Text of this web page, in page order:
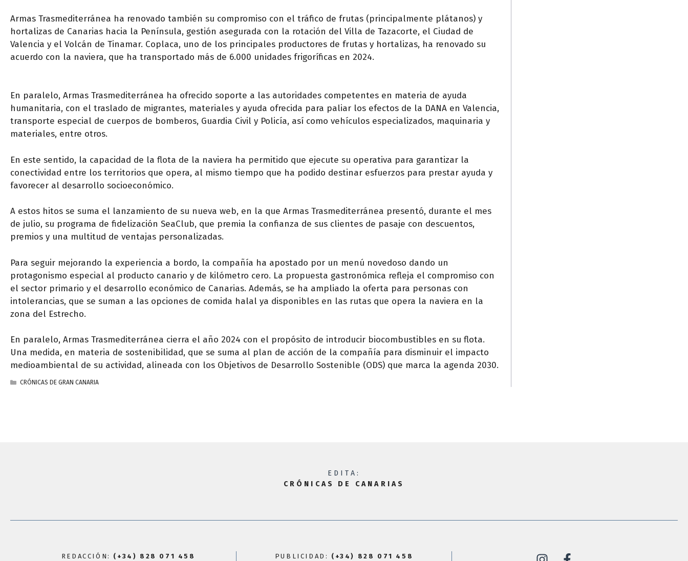
Armas Trasmediterránea ha renovado también su compromiso con el tráfico de frutas (principalmente plátanos) y
hortalizas de Canarias hacia la Península, gestión asegurada con la rotación del Villa de Tazacorte, el Ciudad de
Valencia y el Volcán de Tinamar. Coplaca, uno de los principales productores de frutas y hortalizas, ha renovado su
acuerdo con la naviera, que ha transportado más de 6.000 unidades frigoríficas en 2024.
En paralelo, Armas Trasmediterránea ha ofrecido soporte a las autoridades competentes en materia de ayuda
humanitaria, con el traslado de migrantes, materiales y ayuda ofrecida para paliar los efectos de la DANA en Valencia,
transporte especial de cuerpos de bomberos, Guardia Civil y Policía, así como vehículos especializados, maquinaria y
materiales, entre otros.
En este sentido, la capacidad de la flota de la naviera ha permitido que ejecute su operativa para garantizar la
conectividad entre los territorios que opera, al mismo tiempo que ha podido destinar esfuerzos para prestar ayuda y
favorecer al desarrollo socioeconómico.
A estos hitos se suma el lanzamiento de su nueva web, en la que Armas Trasmediterránea presentó, durante el mes
de julio, su programa de fidelización SeaClub, que premia la confianza de sus clientes de pasaje con descuentos,
premios y una multitud de ventajas personalizadas.
Para seguir mejorando la experiencia a bordo, la compañía ha apostado por un menú novedoso dando un
protagonismo especial al producto canario y de kilómetro cero. La propuesta gastronómica refleja el compromiso con
el sector primario y el desarrollo económico de Canarias. Además, se ha ampliado la oferta para personas con
intolerancias, que se suman a las opciones de comida halal ya disponibles en las rutas que opera la naviera en la
zona del Estrecho.
En paralelo, Armas Trasmediterránea cierra el año 2024 con el propósito de introducir biocombustibles en su flota.
Una medida, en materia de sostenibilidad, que se suma al plan de acción de la compañía para disminuir el impacto
medioambiental de su actividad, alineada con los Objetivos de Desarrollo Sostenible (ODS) que marca la agenda 2030.
CATEGORÍAS
CRÓNICAS DE GRAN CANARIA
EDITA:
CRÓNICAS DE CANARIAS
REDACCIÓN: (+34) 828 071 458 PUBLICIDAD: (+34) 828 071 458